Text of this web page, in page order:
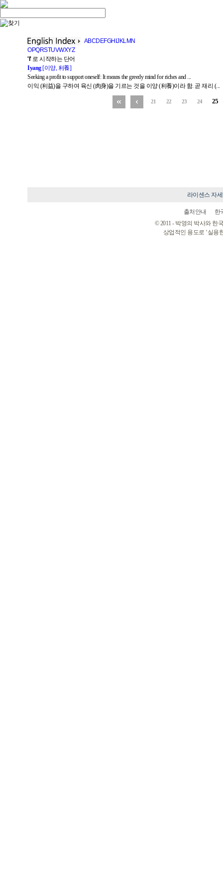
ABCD EFGH IJKLM N
OPQRSTUVWXYZ
'I'로 시작하는 단어
Iyang[이양, 利養]
Seeking a profit to support oneself: It means the greedy mind for riches and ...
이익 (利益)을 구하여 육신 (肉身)을 기르는 것을 이양 (利養)이라 함. 곧 재리 (...
21 22 23 24 25
라이센스 자
출처안내
한
© 2011 - 박영의 박사와 한
상업적인 용도로 ‘실용